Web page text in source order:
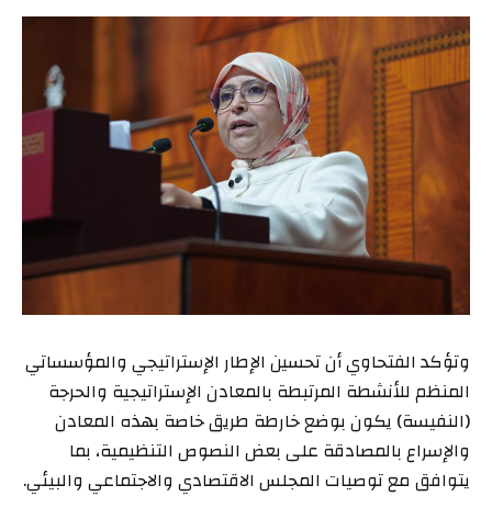
وتؤكد الفتحاوي أن تحسين الإطار الإستراتيجي والمؤسساتي
المنظم للأنشطة المرتبطة بالمعادن الإستراتيجية والحرجة
(النفيسة) يكون بوضع خارطة طريق خاصة بهذه المعادن
والإسراع بالمصادقة على بعض النصوص التنظيمية، بما
يتوافق مع توصيات المجلس الاقتصادي والاجتماعي والبيئي.